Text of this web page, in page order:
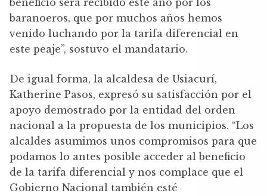
baranoeros, que por muchos años hemos
venido luchando por la tarifa diferencial en
este peaje”, sostuvo el mandatario.
De igual forma, la alcaldesa de Usiacurí,
Katherine Pasos, expresó su satisfacción por el
apoyo demostrado por la entidad del orden
nacional a la propuesta de los municipios. “Los
alcaldes asumimos unos compromisos para que
podamos lo antes posible acceder al beneficio
de la tarifa diferencial y nos complace que el
Gobierno Nacional también esté